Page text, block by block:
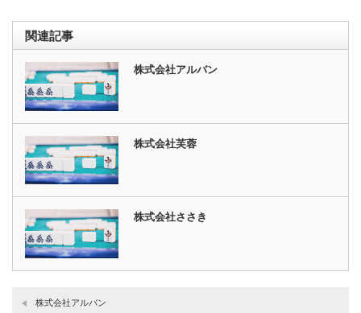
関連記事
株式会社アルバン
株式会社芙蓉
株式会社ささき
株式会社アルバン